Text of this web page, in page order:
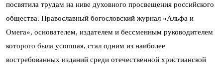
посвятила трудам на ниве духовного просвещения российского
общества. Православный богословский журнал «Альфа и
Омега», основателем, издателем и бессменным руководителем
которого была усопшая, стал одним из наиболее
востребованных изданий среди отечественной христианской